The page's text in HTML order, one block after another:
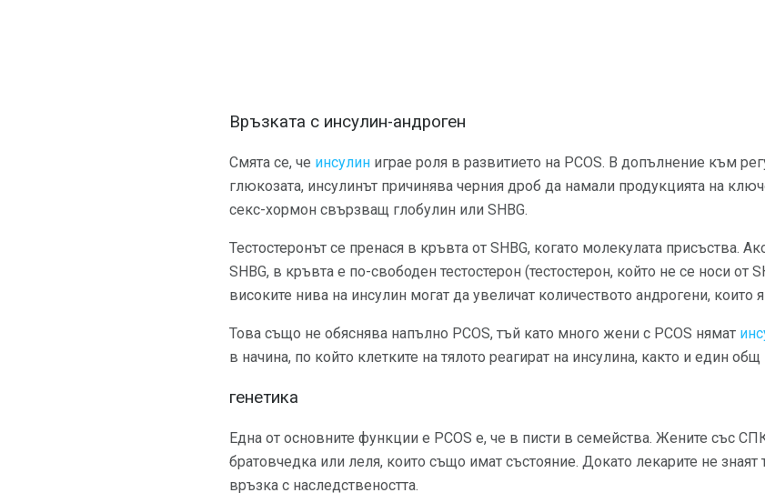
Връзката с инсулин-андроген
Смята се, че инсулин играе роля в развитието на PCOS. В допълнение към
глюкозата, инсулинът причинява черния дроб да намали продукцията на
секс-хормон свързващ глобулин или SHBG.
Тестостеронът се пренася в кръвта от SHBG, когато молекулата присъства.
SHBG, в кръвта е по-свободен тестостерон (тестостерон, който не се носи от
високите нива на инсулин могат да увеличат количеството андрогени, които
Това също не обяснява напълно PCOS, тъй като много жени с PCOS нямат
в начина, по който клетките на тялото реагират на инсулина, както и един
генетика
Една от основните функции е PCOS е, че в писти в семейства. Жените със
братовчедка или леля, които също имат състояние. Докато лекарите не знаят
връзка с наследствеността.